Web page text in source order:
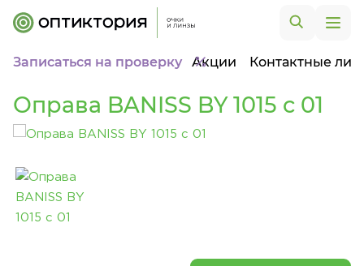
Записаться на проверку Акции Контактные
Оправа BANISS BY 1015 c 01